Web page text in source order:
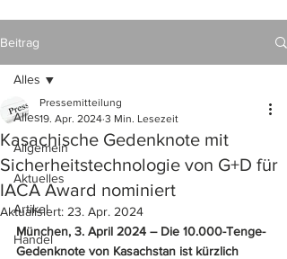
Beitrag
Alles
Allgemein
Aktuelles
Artikel
Handel
Alles
Kasachische Gedenknote mit
Sicherheitstechnologie von G+D für
IACA Award nominiert
Pressemitteilung
19. Apr. 2024 3 Min. Lesezeit
Aktualisiert: 23. Apr. 2024
München, 3. April 2024 – Die 10.000-Tenge-
Gedenknote von Kasachstan ist kürzlich